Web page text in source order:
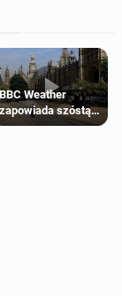
BBC Weather
zapowiada szóstą
falę upałów w